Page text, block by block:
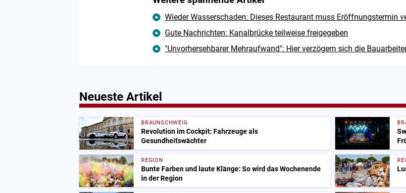
Wieder Wasserschaden: Dieses Restaurant muss Eröffnungstermin
Gute Nachrichten: Kanalbrücke teilweise freigegeben
"Unvorhersehbarer Mehraufwand": Hier verzögern sich die
Neueste Artikel
BRAUNSCHWEIG
Revolution im Cockpit: Fahrzeuge als
Gesundheitswächter
REGION
Bunte Farben und laute Klänge: So wird das Wochenende
in der Region